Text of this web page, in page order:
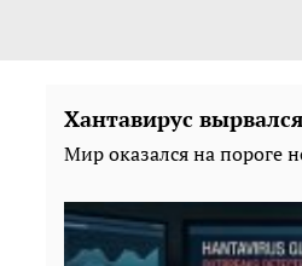
Хантавирус
Мир оказался на пороге